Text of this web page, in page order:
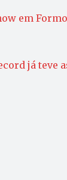
em
já teve